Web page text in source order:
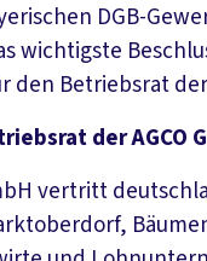
DGB-
wichtigste
den Betriebsrat
der AGCO
vertritt